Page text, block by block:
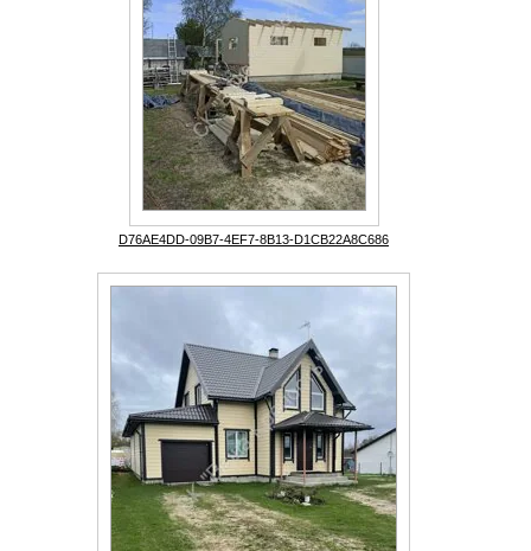
D76AE4DD-09B7-4EF7-8B13-D1CB22A8C686